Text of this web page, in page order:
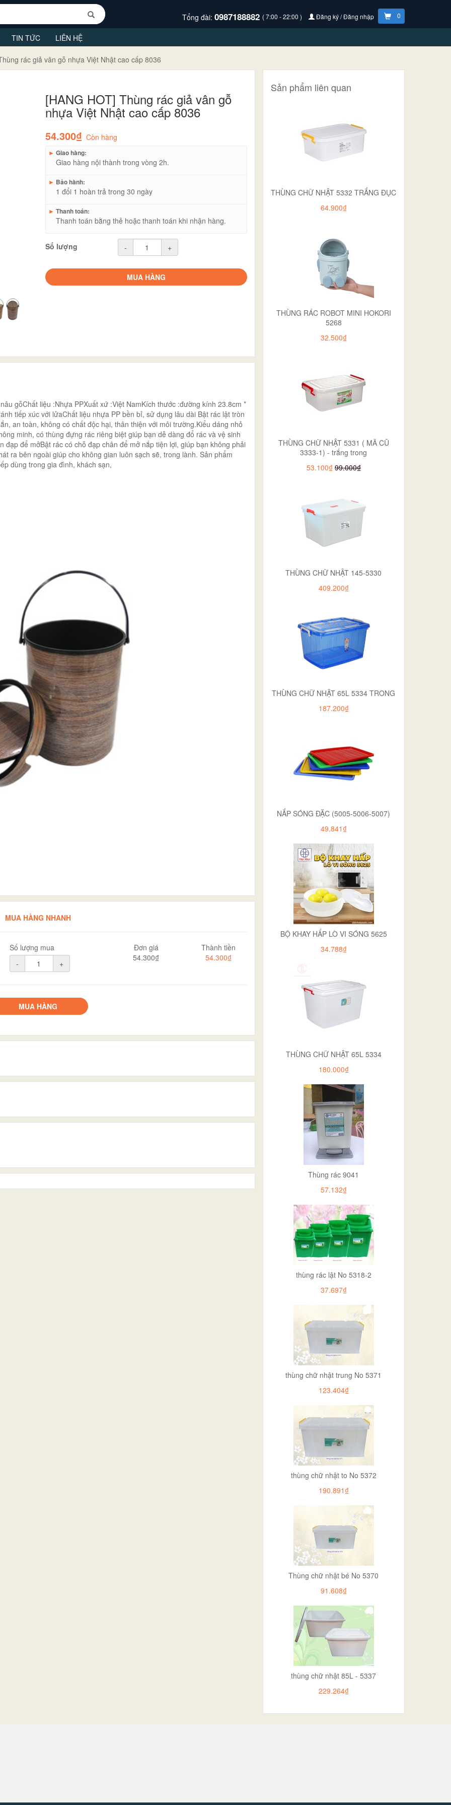
Tổng đài: 0987188882 ( 7:00 - 22:00 ) Đăng ký / Đăng nhập 0
TIN TỨC LIÊN HỆ
rác giả vân gỗ nhựa Việt Nhật cao cấp 8036
[HANG HOT] Thùng rác giả vân gỗ
nhựa Việt Nhật cao cấp 8036
54.300₫ Còn hàng
► Giao hàng:
Giao hàng nội thành trong vòng 2h.
► Bảo hành:
1 đổi 1 hoàn trả trong 30 ngày
► Thanh toán:
Thanh toán bằng thẻ hoặc thanh toán khi nhận hàng.
Số lượng - +
MUA HÀNG
gỗChất liệu :Nhựa PPXuất xứ :Việt NamKích thước :đường kính 23.8cm *
tiếp xúc với lửaChất liệu nhựa PP bền bỉ, sử dụng lâu dài Bật rác lật tròn
an toàn, không có chất độc hại, thân thiện với môi trường.Kiểu dáng nhỏ
minh, có thùng đựng rác riêng biệt giúp bạn dễ dàng đổ rác và vệ sinh
để mởBật rác có chỗ đạp chân để mở nắp tiện lợi, giúp bạn không phải
ra bên ngoài giúp cho không gian luôn sạch sẽ, trong lành. Sản phẩm
dùng trong gia đình, khách sạn,
MUA HÀNG NHANH
Số lượng mua
-
+
Đơn giá
54.300₫
Thành tiền
54.300₫
MUA HÀNG
Sản phẩm liên quan
THÙNG CHỮ NHẬT 5332 TRẮNG ĐỤC
64.900₫
THÙNG RÁC ROBOT MINI HOKORI
5268
32.500₫
THÙNG CHỮ NHẬT 5331 ( MÃ CŨ
3333-1) - trắng trong
53.100₫ 99.000₫
THÙNG CHỮ NHẬT 145-5330
409.200₫
THÙNG CHỮ NHẬT 65L 5334 TRONG
187.200₫
NẮP SÓNG ĐẶC (5005-5006-5007)
49.841₫
BỘ KHAY HẤP LÒ VI SÓNG 5625
34.788₫
THÙNG CHỮ NHẬT 65L 5334
180.000₫
Thùng rác 9041
57.132₫
thùng rác lật No 5318-2
37.697₫
thùng chữ nhật trung No 5371
123.404₫
thùng chữ nhật to No 5372
190.891₫
Thùng chữ nhật bé No 5370
91.608₫
thùng chữ nhật 85L - 5337
229.264₫